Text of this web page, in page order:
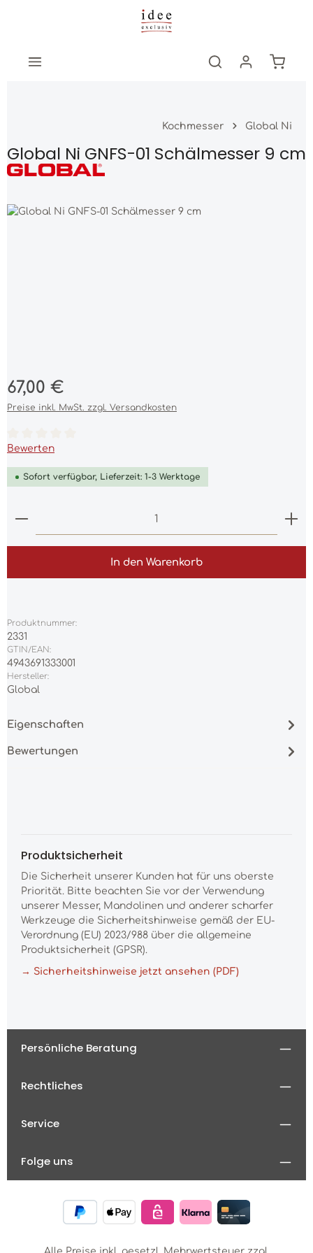
Zum Hauptinhalt springen
Kochmesser Global Ni
Global Ni GNFS-01 Schälmesser 9 cm
Bildergalerie überspringen
Regulärer Preis:
67,00 €
Preise inkl. MwSt. zzgl. Versandkosten
Durchschnittliche Bewertung von 0 von 5 Sternen
Bewerten
Sofort verfügbar, Lieferzeit: 1-3 Werktage
Produkt Anzahl: Gib den gewünschten Wert
In den Warenkorb
Produktnummer:
2331
GTIN/EAN:
4943691333001
Hersteller:
Global
Eigenschaften
Bewertungen
Produktsicherheit
Die Sicherheit unserer Kunden hat für uns oberste
Priorität. Bitte beachten Sie vor der Verwendung
unserer Messer, Mandolinen und anderer scharfer
Werkzeuge die Sicherheitshinweise gemäß der EU-
Verordnung (EU) 2023/988 über die allgemeine
Produktsicherheit (GPSR).
→ Sicherheitshinweise jetzt ansehen (PDF)
Persönliche Beratung
Rechtliches
Service
Folge uns